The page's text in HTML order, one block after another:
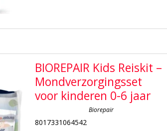
BIOREPAIR Kids Reiskit –
Mondverzorgingsset
voor kinderen 0-6 jaar
Biorepair
8017331064542